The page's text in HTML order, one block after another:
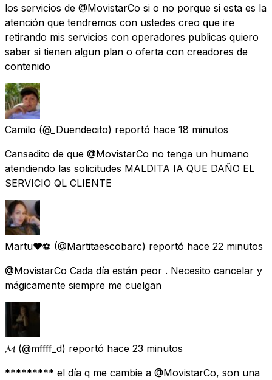
los servicios de @MovistarCo si o no porque si esta es la
atención que tendremos con ustedes creo que ire
retirando mis servicios con operadores publicas quiero
saber si tienen algun plan o oferta con creadores de
contenido
Camilo (@_Duendecito) reportó hace 18 minutos
Cansadito de que @MovistarCo no tenga un humano
atendiendo las solicitudes MALDITA IA QUE DAÑO EL
SERVICIO QL CLIENTE
Martu♥️⚽ (@Martitaescobarc) reportó hace 22 minutos
@MovistarCo Cada día están peor . Necesito cancelar y
mágicamente siempre me cuelgan
𝓜 (@mffff_d) reportó hace 23 minutos
********* el día q me cambie a @MovistarCo, son una